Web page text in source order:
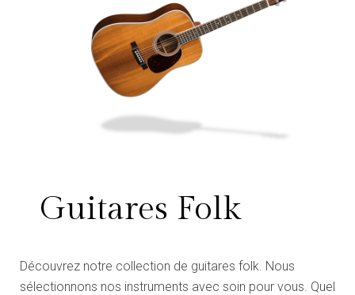
Guitares Folk
Découvrez notre collection de guitares folk. Nous
sélectionnons nos instruments avec soin pour vous. Quel